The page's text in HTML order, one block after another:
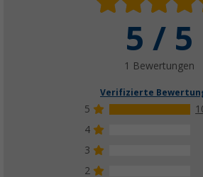
5 / 5
1 Bewertungen
Verifizierte
5
4
3
2